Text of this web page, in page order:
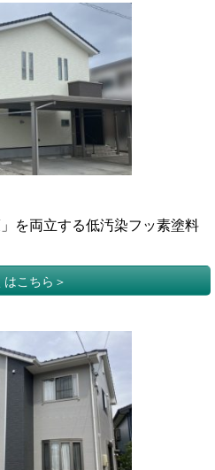
を両立する低汚染フッ素塗料
はこちら